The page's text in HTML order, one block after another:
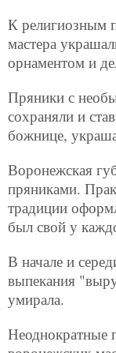
К религиозным
мастера
орнаментом и
Пряники с
сохраняли и
божнице,
Воронежская
пряниками.
традиции
был свой у
В начале и
выпекания
умирала.
Неоднократные